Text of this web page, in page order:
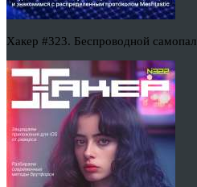
Хакер #323. Беспроводной самопал